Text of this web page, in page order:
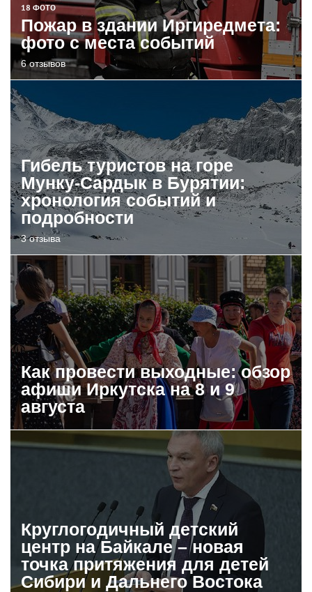
18 ФОТО
Пожар в здании Иргиредмета:
фото с места событий
6 отзывов
Гибель туристов на горе
Мунку-Сардык в Бурятии:
хронология событий и
подробности
3 отзыва
Как провести выходные: обзор
афиши Иркутска на 8 и 9
августа
Круглогодичный детский
центр на Байкале – новая
точка притяжения для детей
Сибири и Дальнего Востока